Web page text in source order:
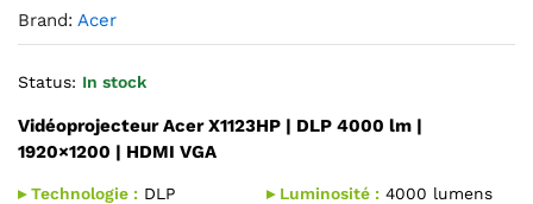
Brand: Acer
Status: In stock
Vidéoprojecteur Acer X1123HP | DLP 4000 lm |
1920×1200 | HDMI VGA
▸ Technologie : DLP ▸ Luminosité : 4000 lumens